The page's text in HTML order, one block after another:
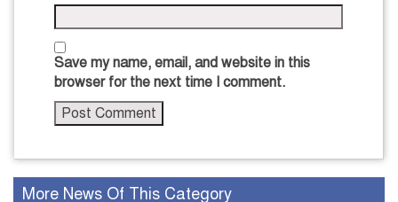
Save my name, email, and website in this
browser for the next time I comment.
More News Of This Category